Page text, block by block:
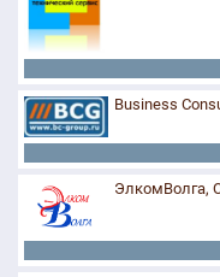
Business
ЭлкомВолга,